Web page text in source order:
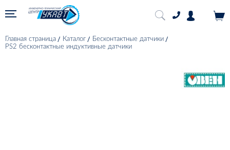
Главная страница Каталог
Бесконтактные датчики
PS2 бесконтактные индуктивные датчики